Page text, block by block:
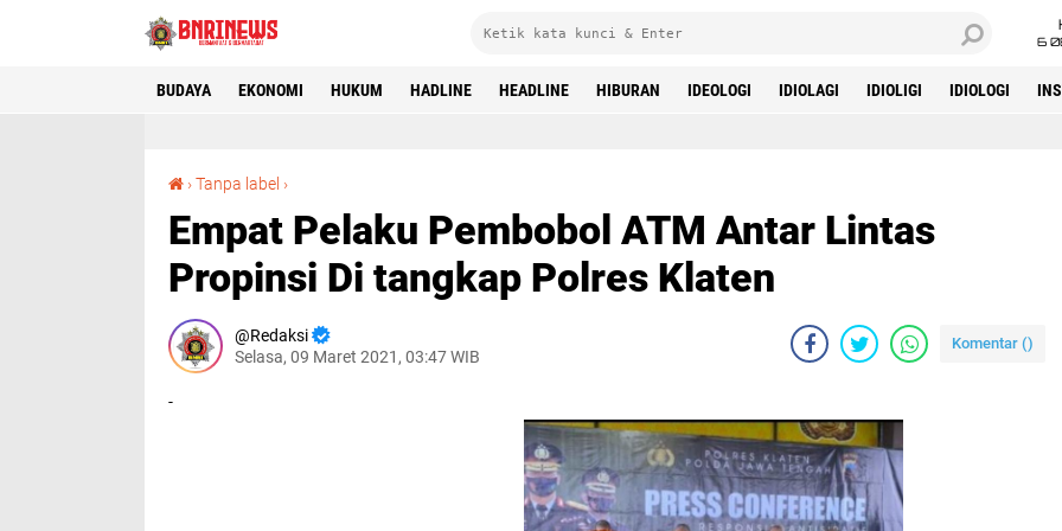
6
BUDAYA EKONOMI HUKUM HADLINE HEADLINE HIBURAN IDEOLOGI IDIOLAGI IDIOLIGI IDIOLOGI
›Tanpa label ›
Empat Pelaku Pembobol ATM Antar Lintas
Propinsi Di tangkap Polres Klaten
Redaksi
Selasa, 09 Maret 2021, 03:47 WIB
Komentar ()
-